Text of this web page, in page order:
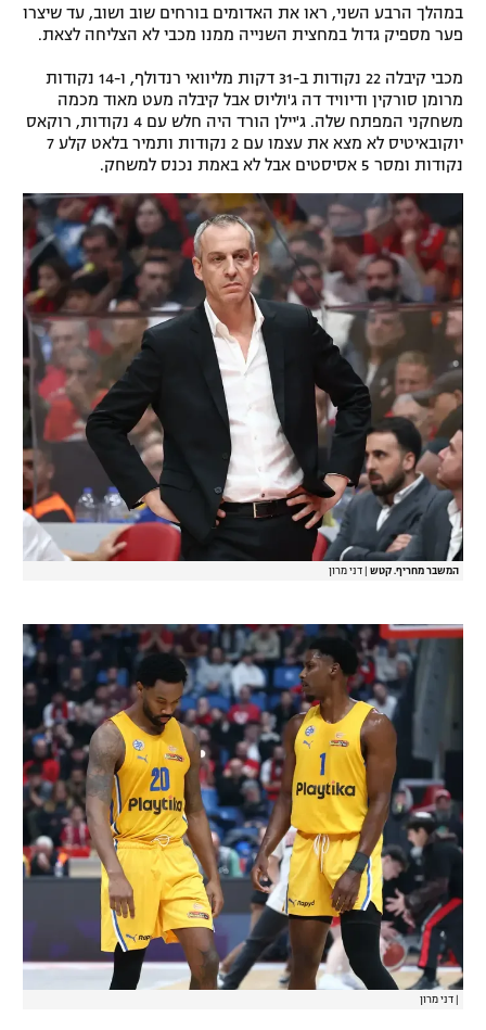
תקנון פעילות ספורט 1
רשיון להקרנה פומבית לבית עסק
הצטרפות לחבילת הערוצים
לוח דרושים – ג'ובנט
תגיות
המגזין
במהלך הרבע השני, ראו את האדומים בורחים שוב ושוב, עד שיצרו
פער מספיק גדול במחצית השנייה ממנו מכבי לא הצליחה לצאת.
מכבי קיבלה 22 נקודות ב-31 דקות מליוואי רנדולף, ו-14 נקודות
מרומן סורקין ודיוויד דה ג'וליוס אבל קיבלה מעט מאוד מכמה
משחקני המפתח שלה. ג'יילן הורד היה חלש עם 4 נקודות, רוקאס
יוקובאיטיס לא מצא את עצמו עם 2 נקודות ותמיר בלאט קלע 7
נקודות ומסר 5 אסיסטים אבל לא באמת נכנס למשחק.
המשבר מחריף. קטש דני מרון
דני מרון